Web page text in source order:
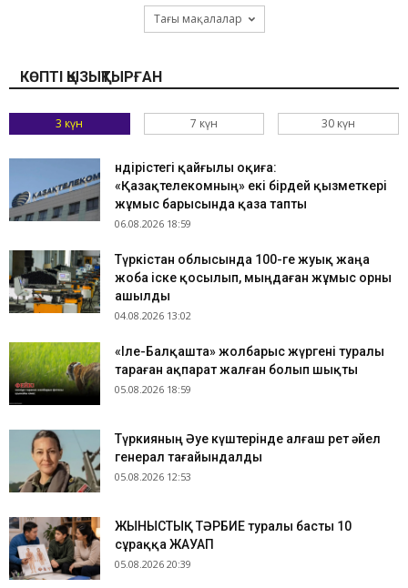
Тағы мақалалар
КӨПТІ ҚЫЗЫҚТЫРҒАН
3 күн 7 күн 30 күн
Өндірістегі қайғылы оқиға:
«Қазақтелекомның» екі бірдей қызметкері
жұмыс барысында қаза тапты
06.08.2026 18:59
Түркістан облысында 100-ге жуық жаңа
жоба іске қосылып, мыңдаған жұмыс орны
ашылды
04.08.2026 13:02
«Іле-Балқашта» жолбарыс жүргені туралы
тараған ақпарат жалған болып шықты
05.08.2026 18:59
Түркияның Әуе күштерінде алғаш рет әйел
генерал тағайындалды
05.08.2026 12:53
ЖЫНЫСТЫҚ ТӘРБИЕ туралы басты 10
сұраққа ЖАУАП
05.08.2026 20:39